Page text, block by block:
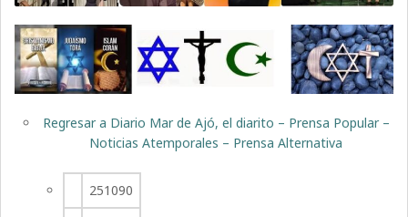
Regresar a Diario Mar de Ajó, el diarito – Prensa Popular –
Noticias Atemporales – Prensa Alternativa
251090